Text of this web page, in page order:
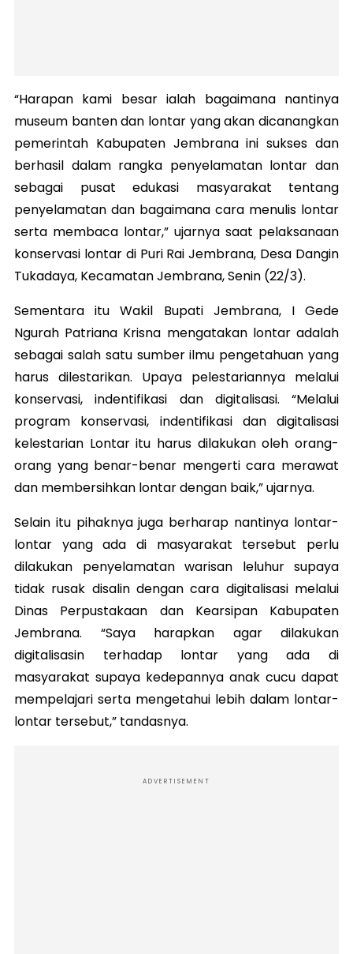
“Harapan kami besar ialah bagaimana nantinya
museum banten dan lontar yang akan dicanangkan
pemerintah Kabupaten Jembrana ini sukses dan
berhasil dalam rangka penyelamatan lontar dan
sebagai pusat edukasi masyarakat tentang
penyelamatan dan bagaimana cara menulis lontar
serta membaca lontar,” ujarnya saat pelaksanaan
konservasi lontar di Puri Rai Jembrana, Desa Dangin
Tukadaya, Kecamatan Jembrana, Senin (22/3).
Sementara itu Wakil Bupati Jembrana, I Gede
Ngurah Patriana Krisna mengatakan lontar adalah
sebagai salah satu sumber ilmu pengetahuan yang
harus dilestarikan. Upaya pelestariannya melalui
konservasi, indentifikasi dan digitalisasi. “Melalui
program konservasi, indentifikasi dan digitalisasi
kelestarian Lontar itu harus dilakukan oleh orang-
orang yang benar-benar mengerti cara merawat
dan membersihkan lontar dengan baik,” ujarnya.
Selain itu pihaknya juga berharap nantinya lontar-
lontar yang ada di masyarakat tersebut perlu
dilakukan penyelamatan warisan leluhur supaya
tidak rusak disalin dengan cara digitalisasi melalui
Dinas Perpustakaan dan Kearsipan Kabupaten
Jembrana. “Saya harapkan agar dilakukan
digitalisasin terhadap lontar yang ada di
masyarakat supaya kedepannya anak cucu dapat
mempelajari serta mengetahui lebih dalam lontar-
lontar tersebut,” tandasnya.
ADVERTISEMENT